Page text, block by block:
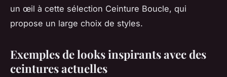
un œil à cette sélection Ceinture Boucle, qui
propose un large choix de styles.
Exemples de looks inspirants avec des
ceintures actuelles